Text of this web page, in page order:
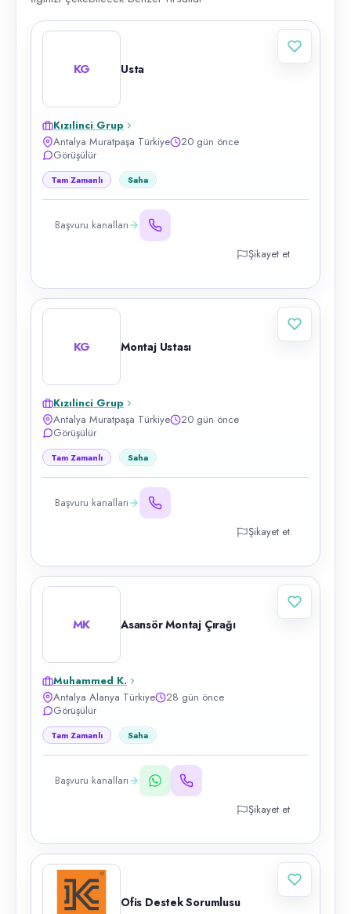
KG Usta
Kızılinci Grup
Antalya Muratpaşa Türkiye
20 gün önce
Görüşülür
Tam Zamanlı Saha
Başvuru kanalları
Şikayet et
KG Montaj Ustası
Kızılinci Grup
Antalya Muratpaşa Türkiye
20 gün önce
Görüşülür
Tam Zamanlı Saha
Başvuru kanalları
Şikayet et
MK Asansör Montaj Çırağı
Muhammed K.
Antalya Alanya Türkiye
28 gün önce
Görüşülür
Tam Zamanlı Saha
Başvuru kanalları
Şikayet et
Ofis Destek Sorumlusu